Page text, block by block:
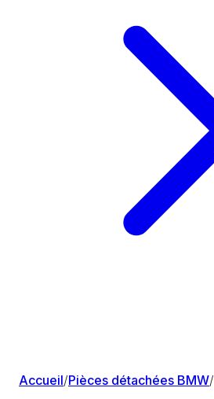
Accueil/Pièces détachées BMW/